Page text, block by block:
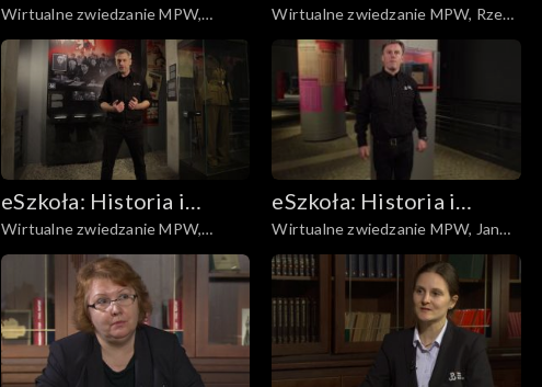
Literatura
Wirtualne zwiedzanie MPW,
Miasto grobów
Literatura
Wirtualne zwiedzanie MPW, Rzeź
Woli
eSzkoła: Historia i
Literatura
Wirtualne zwiedzanie MPW,
Obozy jenieckie i proces
eSzkoła: Historia i
Literatura
Wirtualne zwiedzanie MPW, Jan
Nowak Jeziorański